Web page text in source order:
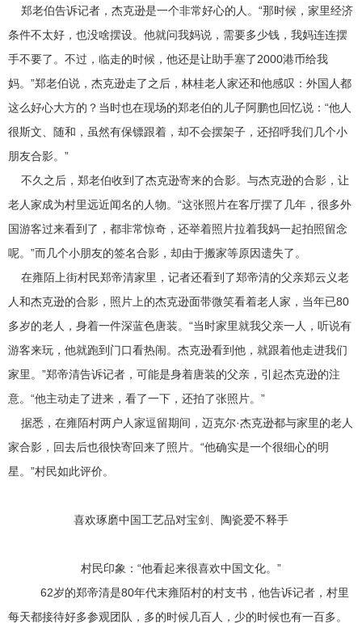
郑老伯告诉记者，杰克逊是一个非常好心的人。“那时候，家里经济
条件不太好，也没啥摆设。他就问我妈说，需要多少钱，我妈连连摆
手不要了。不过，临走的时候，他还是让助手塞了2000港币给我
妈。”郑老伯说，杰克逊走了之后，林桂老人家还和他感叹：外国人都
这么好心大方的？当时也在现场的郑老伯的儿子阿鹏也回忆说：“他人
很斯文、随和，虽然有保镖跟着，却不会摆架子，还招呼我们几个小
朋友合影。”
不久之后，郑老伯收到了杰克逊寄来的合影。与杰克逊的合影，让
老人家成为村里远近闻名的人物。“这张照片在客厅摆了几年，很多外
国游客过来看到了，都非常惊奇，还举着照片拉着我妈一起拍照留念
呢。”而几个小朋友的签名合影，却由于搬家等原因遗失了。
在雍陌上街村民郑帝清家里，记者还看到了郑帝清的父亲郑云义老
人和杰克逊的合影，照片上的杰克逊面带微笑看着老人家，当年已80
多岁的老人，身着一件深蓝色唐装。“当时家里就我父亲一人，听说有
游客来玩，他就跑到门口看热闹。杰克逊看到他，就跟着他走进我们
家里。”郑帝清告诉记者，可能是身着唐装的父亲，引起杰克逊的注
意。“他主动走了进来，看了一下，还拍了张照片。”
据悉，在雍陌村两户人家逗留期间，迈克尔·杰克逊都与家里的老人
家合影，回去后也很快寄回来了照片。“他确实是一个很细心的明
星。”村民如此评价。
喜欢琢磨中国工艺品对宝剑、陶瓷爱不释手
村民印象：“他看起来很喜欢中国文化。”
62岁的郑帝清是80年代末雍陌村的村支书，他告诉记者，村里
每天都接待好多参观团队，多的时候几百人，少的时候也有一百多。